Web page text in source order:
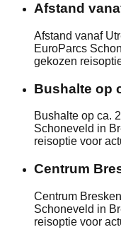
Afstand
Afstand vanaf
EuroParcs
gekozen
Bushalte op
Bushalte op ca.
Schoneveld in
reisoptie voor
Centrum
Centrum
Schoneveld in
reisoptie voor